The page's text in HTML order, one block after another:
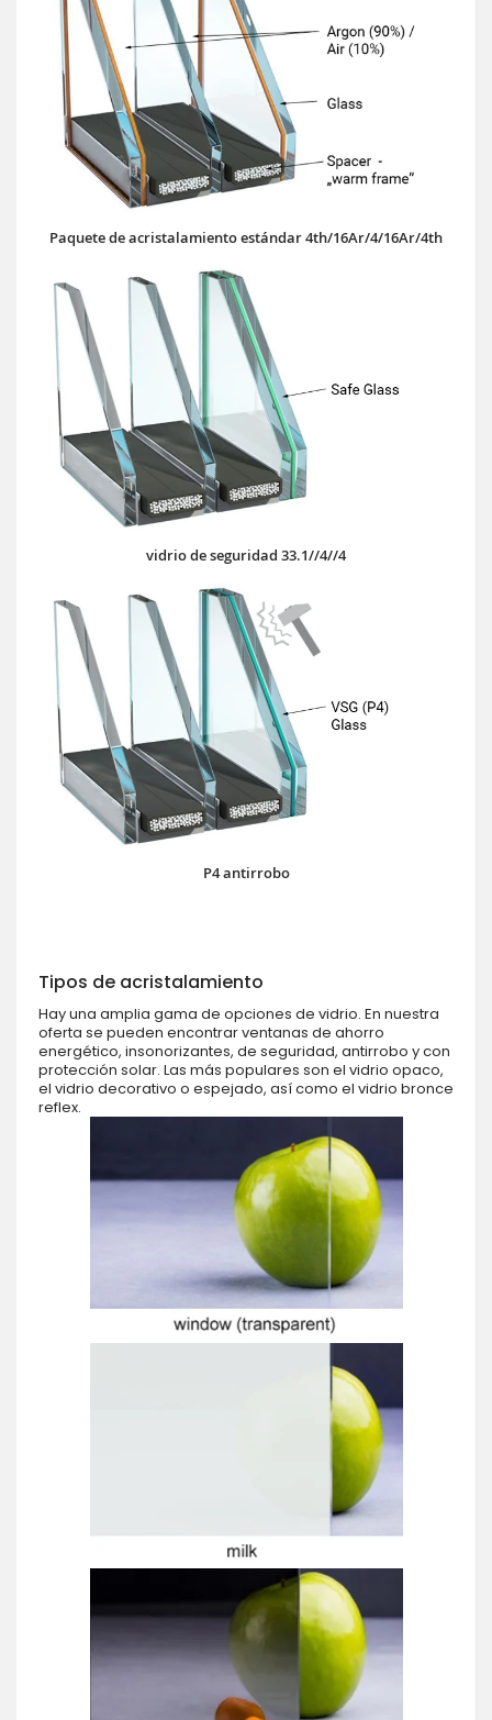
Paquete de acristalamiento estándar 4th/16Ar/4/16Ar/4th
vidrio de seguridad 33.1//4//4
P4 antirrobo
Tipos de acristalamiento
Hay una amplia gama de opciones de vidrio. En nuestra
oferta se pueden encontrar ventanas de ahorro
energético, insonorizantes, de seguridad, antirrobo y con
protección solar. Las más populares son el vidrio opaco,
el vidrio decorativo o espejado, así como el vidrio bronce
reflex.